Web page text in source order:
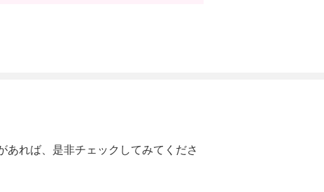
れば、是非チェックしてみてくださ